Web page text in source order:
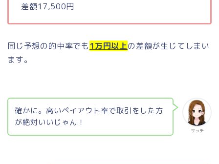
差額17,500円
同じ予想の的中率でも1万円以上の差額が生じてしまい
ます。
サッチ
確かに。高いペイアウト率で取引をした方
が絶対いいじゃん！